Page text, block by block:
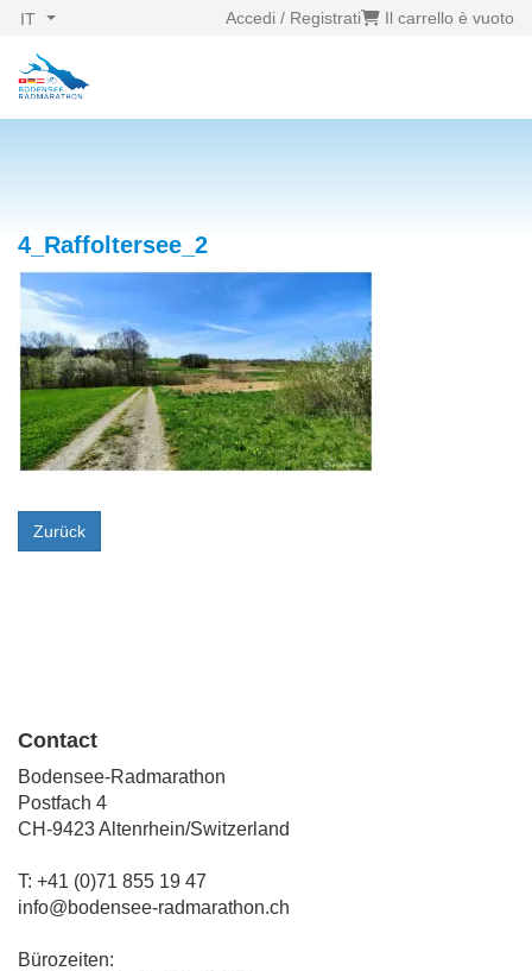
IT Accedi / Registrati Il carrello è vuoto
4_Raffoltersee_2
Zurück
Contact
Bodensee-Radmarathon
Postfach 4
CH-9423 Altenrhein/Switzerland
T: +41 (0)71 855 19 47
info@bodensee-radmarathon.ch
Bürozeiten: